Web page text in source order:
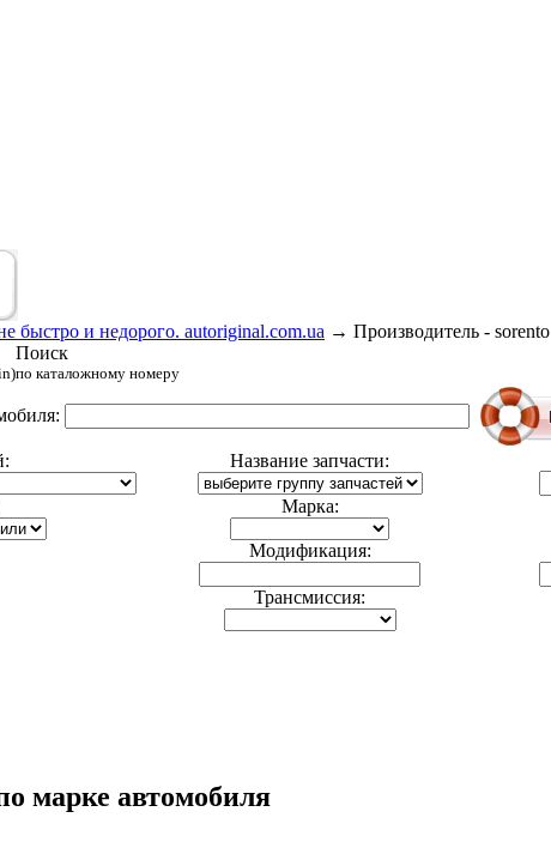
быстро и недорого. autoriginal.com.ua → Производитель - sorento
Поиск
по каталожному номеру
Название запчасти:
Марка:
Модификация:
Трансмиссия:
марке автомобиля